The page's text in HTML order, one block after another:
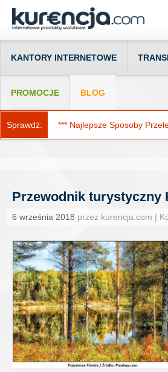
KANTORY INTERNETOWE
PROMOCJE BLOG
Sprawdź: *** Najlepsze Sposoby
Przewodnik turystyczny
6 września 2018 przez kurencja.com |